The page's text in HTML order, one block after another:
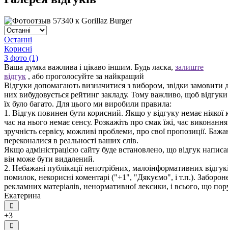
Останні
Корисні
З фото (1)
Ваша думка важлива і цікаво іншим. Будь ласка, залиште
відгук , або проголосуйте за найкращий
Відгуки допомагають визначитися з вибором, звідки замовити
них вибудовується рейтинг закладу. Тому важливо, щоб
їх було багато. Для цього ми виробили правила:
1. Відгук повинен бути корисний. Якщо у відгуку немає ніякої
час на нього немає сенсу. Розкажіть про смак їжі, час
зручність сервісу, можливі проблеми, про свої пропозиції.
переконалися в реальності ваших слів.
Якщо адміністрацією сайту буде встановлено, що відгук
він може бути видалений.
2. Небажані публікації непотрібних, малоінформативних
помилок, некорисні коментарі ("+1", "Дякуємо", і т.п.).
рекламних матеріалів, ненормативної лексики, і всього, що
Екатерина
+3